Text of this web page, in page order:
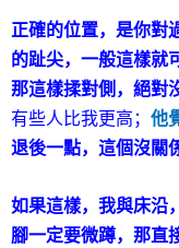
正確的位置，是你對
的趾尖，一般這樣就
那這樣揉對側，絕對
有些人比我更高； 他
退後一點，這個沒關
如果這樣，我與床沿
腳一定要微蹲，那直